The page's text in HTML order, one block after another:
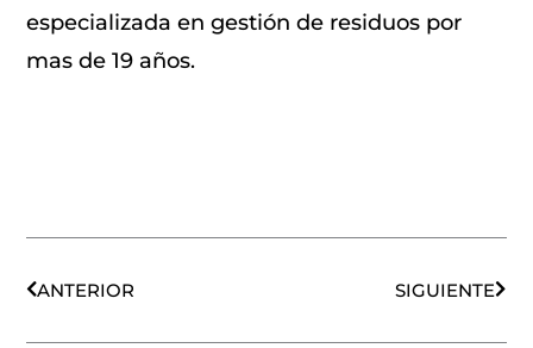
especializada en gestión de residuos por
mas de 19 años.
ANTERIOR
SIGUIENTE